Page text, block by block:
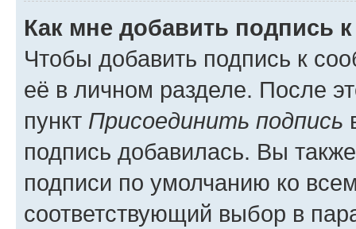
Как мне добавить подпись
Чтобы добавить подпись к
её в личном разделе. После
пункт Присоединить подпись
подпись добавилась. Вы
подписи по умолчанию ко
соответствующий выбор в